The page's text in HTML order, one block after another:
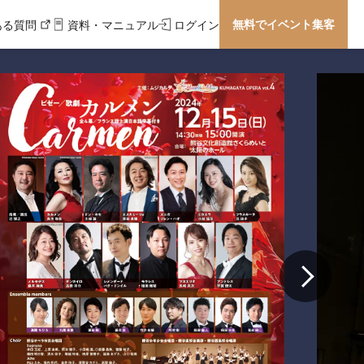
質問 資料・マニュアル ログイン 無料でイベント集客